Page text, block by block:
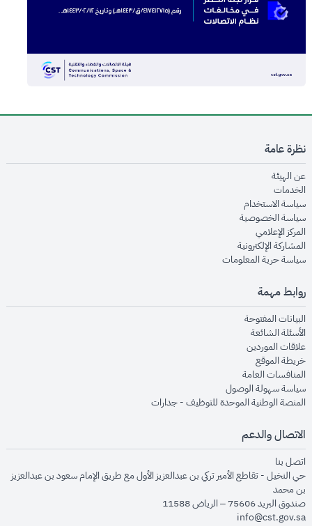
نظرة عامة
عن الهيئةopens in new window
الخدماتopens in new window
سياسة الاستخدام
سياسة الخصوصيةopens in new window
المركز الإعلاميopens in new window
المشاركة الإلكترونيةopens in new window
سياسة حرية المعلوماتopens in new window
روابط مهمة
البيانات المفتوحةopens in new window
الأسئلة الشائعةopens in new window
علاقات الموردينopens in new window
خريطة الموقعopens in new window
المنافسات العامةopens in new window
سياسة سهولة الوصولopens in new window
المنصة الوطنية الموحدة للتوظيف - جداراتopens in new window
الاتصال والدعم
اتصل بنا
حي النخيل - تقاطع الأمير تركي بن عبدالعزيز الأول مع طريق الإمام سعود بن عبدالعزيز
بن محمد
صندوق البريد 75606 – الرياض 11588
info@cst.gov.sa